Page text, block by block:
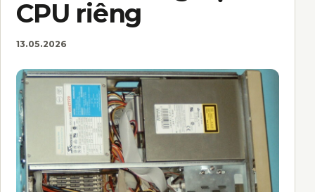
CPU riêng
13.05.2026